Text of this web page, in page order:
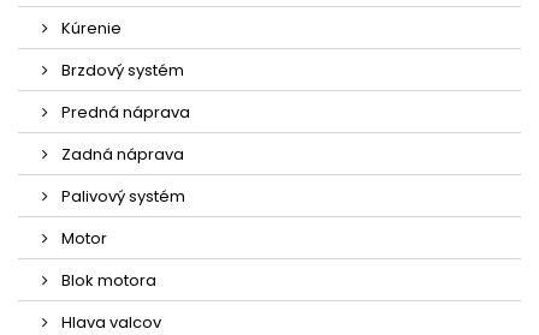
Kúrenie
Brzdový systém
Predná náprava
Zadná náprava
Palivový systém
Motor
Blok motora
Hlava valcov